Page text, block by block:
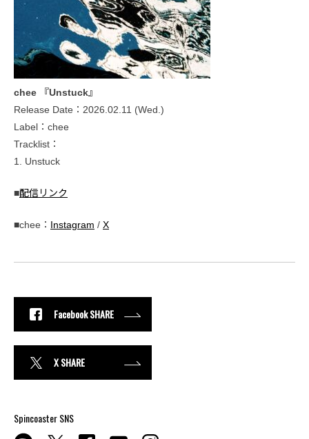
chee 『Unstuck』
Release Date：2026.02.11 (Wed.)
Label：chee
Tracklist：
1. Unstuck
■配信リンク
■chee： Instagram / X
Facebook SHARE
X SHARE
Spincoaster SNS